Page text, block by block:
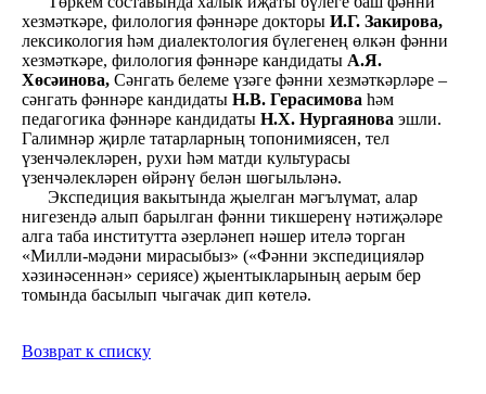
хезмәткәре, филология фәннәре докторы И.Г. Закирова,
лексикология һәм диалектология бүлегенең өлкән фәнни
хезмәткәре, филология фәннәре кандидаты А.Я.
Хөсәинова, Сәнгать белеме үзәге фәнни хезмәткәрләре –
сәнгать фәннәре кандидаты Н.В. Герасимова һәм
педагогика фәннәре кандидаты Н.Х. Нургаянова эшли.
Галимнәр җирле татарларның топонимиясен, тел
үзенчәлекләрен, рухи һәм матди культурасы
үзенчәлекләрен өйрәнү белән шөгыльләнә.
Экспедиция вакытында җыелган мәгълүмат, алар
нигезендә алып барылган фәнни тикшеренү нәтиҗәләре
алга таба институтта әзерләнеп нәшер ителә торган
«Милли-мәдәни мирасыбыз» («Фәнни экспедицияләр
хәзинәсеннән» сериясе) җыентыкларының аерым бер
томында басылып чыгачак дип көтелә.
Возврат к списку